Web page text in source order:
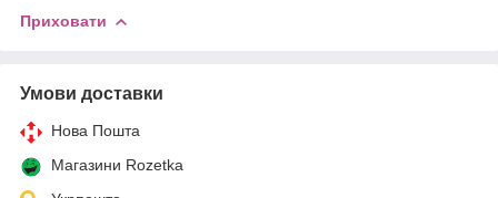
Приховати
Умови доставки
Нова Пошта
Магазини Rozetka